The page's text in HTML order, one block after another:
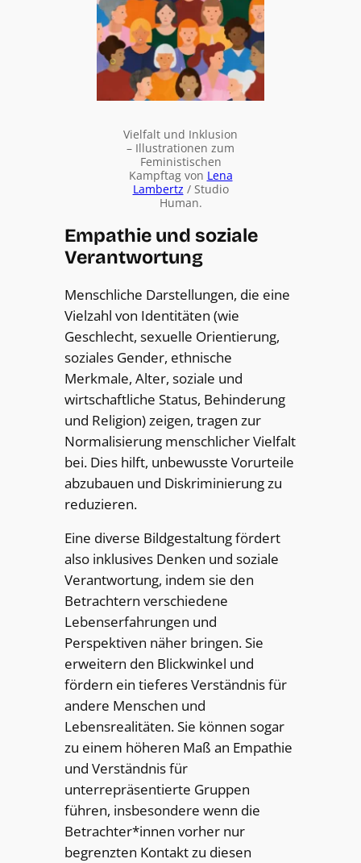
Vielfalt und Inklusion
– Illustrationen zum
Feministischen
Kampftag von Lena
Lambertz / Studio
Human.
Empathie und soziale
Verantwortung
Menschliche Darstellungen, die eine
Vielzahl von Identitäten (wie
Geschlecht, sexuelle Orientierung,
soziales Gender, ethnische
Merkmale, Alter, soziale und
wirtschaftliche Status, Behinderung
und Religion) zeigen, tragen zur
Normalisierung menschlicher Vielfalt
bei. Dies hilft, unbewusste Vorurteile
abzubauen und Diskriminierung zu
reduzieren.
Eine diverse Bildgestaltung fördert
also inklusives Denken und soziale
Verantwortung, indem sie den
Betrachtern verschiedene
Lebenserfahrungen und
Perspektiven näher bringen. Sie
erweitern den Blickwinkel und
fördern ein tieferes Verständnis für
andere Menschen und
Lebensrealitäten. Sie können sogar
zu einem höheren Maß an Empathie
und Verständnis für
unterrepräsentierte Gruppen
führen, insbesondere wenn die
Betrachter*innen vorher nur
begrenzten Kontakt zu diesen